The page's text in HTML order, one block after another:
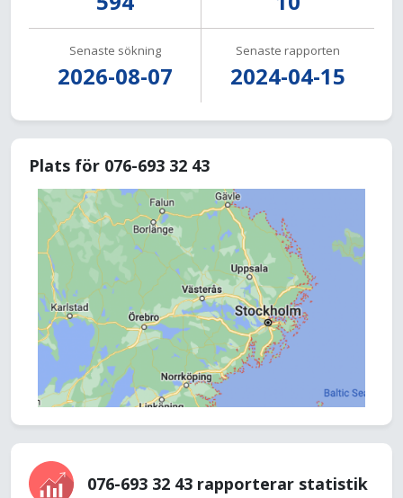
Senaste sökning
2026-08-07
Senaste rapporten
2024-04-15
Plats för 076-693 32 43
076-693 32 43 rapporterar statistik